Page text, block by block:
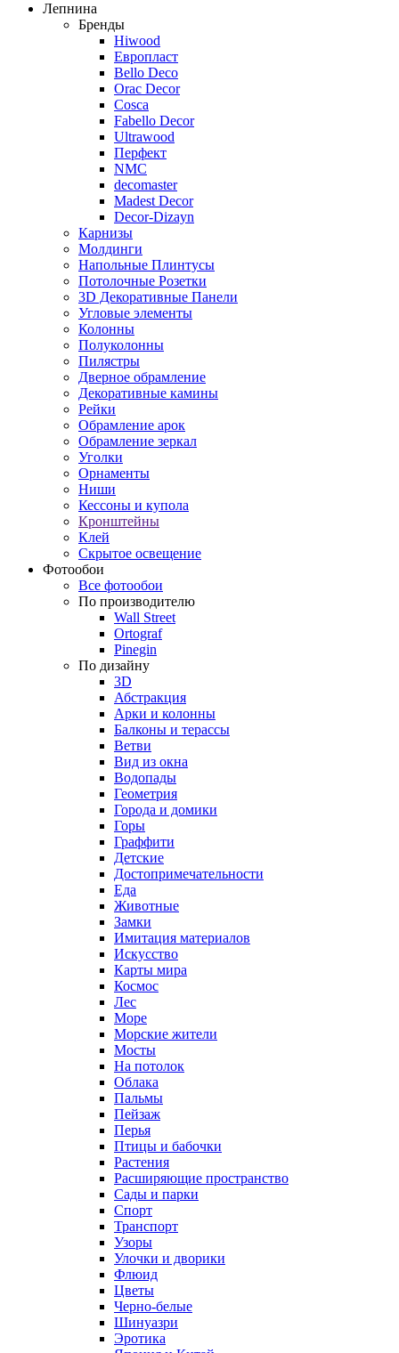
Лепнина
Бренды
Hiwood
Европласт
Bello Deco
Orac Decor
Cosca
Fabello Decor
Ultrawood
Перфект
NMC
decomaster
Madest Decor
Decor-Dizayn
Карнизы
Молдинги
Напольные Плинтусы
Потолочные Розетки
3D Декоративные Панели
Угловые элементы
Колонны
Полуколонны
Пилястры
Дверное обрамление
Декоративные камины
Рейки
Обрамление арок
Обрамление зеркал
Уголки
Орнаменты
Ниши
Кессоны и купола
Кронштейны
Клей
Скрытое освещение
Фотообои
Все фотообои
По производителю
Wall Street
Ortograf
Pinegin
По дизайну
3D
Абстракция
Арки и колонны
Балконы и терассы
Ветви
Вид из окна
Водопады
Геометрия
Города и домики
Горы
Граффити
Детские
Достопримечательности
Еда
Животные
Замки
Имитация материалов
Искусство
Карты мира
Космос
Лес
Море
Морские жители
Мосты
На потолок
Облака
Пальмы
Пейзаж
Перья
Птицы и бабочки
Растения
Расширяющие пространство
Сады и парки
Спорт
Транспорт
Узоры
Улочки и дворики
Флюид
Цветы
Черно-белые
Шинуазри
Эротика